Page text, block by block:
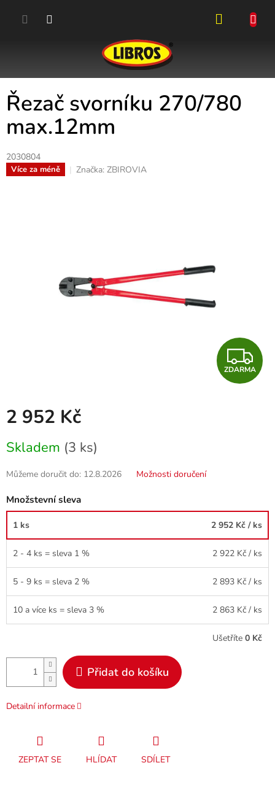
Řezač svorníku 270/780
max.12mm
2030804
Více za méně Značka: ZBIROVIA
Z
D
ZDARMA
2 952 Kč
cena:
Skladem (3 ks)
Můžeme doručit do: 12.8.2026 Možnosti doručení
Množstevní sleva
1 ks 2 952 Kč / ks
2 - 4 ks = sleva 1 % 2 922 Kč / ks
5 - 9 ks = sleva 2 % 2 893 Kč / ks
10 a více ks = sleva 3 % 2 863 Kč / ks
Ušetříte 0 Kč
Přidat do košíku
Detailní informace
ZEPTAT SE HLÍDAT SDÍLET